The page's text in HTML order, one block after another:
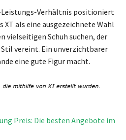
Leistungs-Verhältnis positioniert
XT als eine ausgezeichnete Wahl
vielseitigen Schuh suchen, der
vereint. Ein unverzichtbarer
eine gute Figur macht.
Preis: Die besten Angebote im